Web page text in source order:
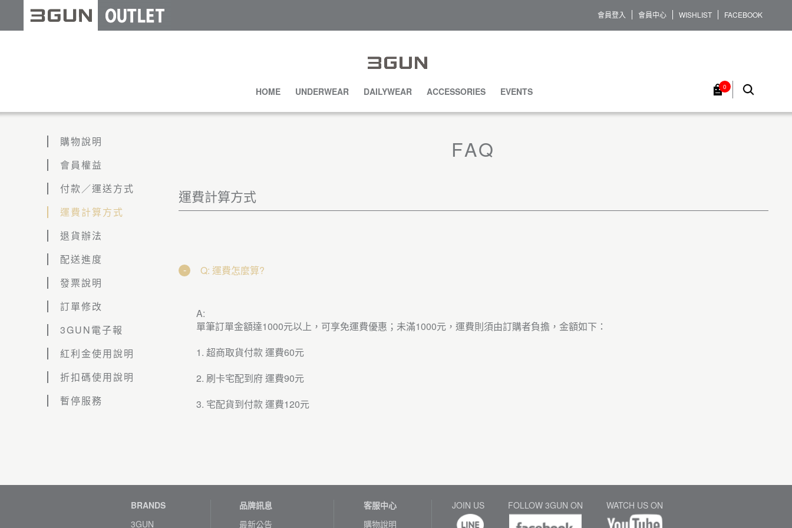
會員登入 會員中心 WISHLIST FACEBOOK
HOME UNDERWEAR DAILYWEAR ACCESSORIES EVENTS 0
購物說明
會員權益
付款／運送方式
運費計算方式
退貨辦法
配送進度
發票說明
訂單修改
3GUN電子報
紅利金使用說明
折扣碼使用說明
暫停服務
FAQ
運費計算方式
Q: 運費怎麼算?
A:
單筆訂單金額達1000元以上，可享免運費優惠；未滿1000元，運費則須由訂購者負擔，金額如下：
1. 超商取貨付款 運費60元
2. 刷卡宅配到府 運費90元
3. 宅配貨到付款 運費120元
BRANDS
3GUN
品牌訊息
最新公告
客服中心
購物說明
JOIN US FOLLOW 3GUN ON WATCH US ON